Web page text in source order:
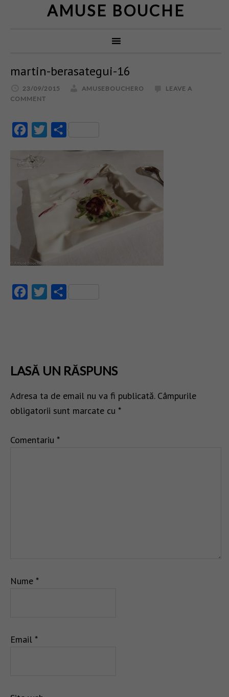
AMUSE BOUCHE
martin-berasategui-16
23/09/2015 AMUSEBOUCHERO
LEAVE A
COMMENT
FacebookTwitter
FacebookTwitter
LASĂ UN RĂSPUNS
Adresa ta de email nu va fi publicată. Câmpurile
obligatorii sunt marcate cu *
Comentariu *
Nume *
Email *